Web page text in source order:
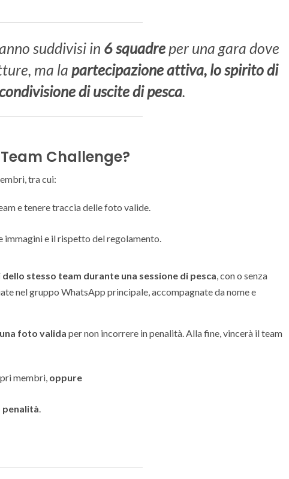
suddivisi in 6 squadre per una gara dove
ma la partecipazione attiva, lo spirito di
di uscite di pesca.
Challenge?
tra cui:
e tenere traccia delle foto valide.
immagini e il rispetto del regolamento.
stesso team durante una sessione di pesca, con o senza
nel gruppo WhatsApp principale, accompagnate da nome e
una foto valida per non incorrere in penalità. Alla fine, vincerà il team
membri, oppure
penalità.